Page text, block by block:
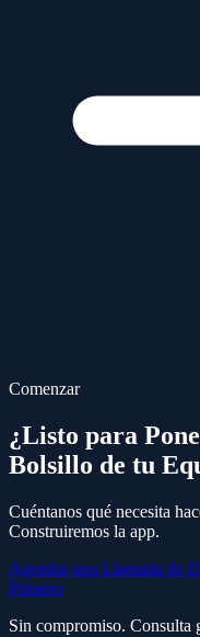
Comenzar
¿Listo para
Bolsillo de tu
Cuéntanos qué necesita
Construiremos la app.
Agendar una Llamada de
Primero
Sin compromiso. Consulta